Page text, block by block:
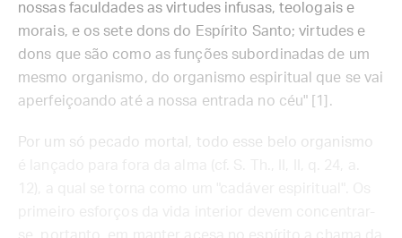
nossas faculdades as virtudes infusas, teologais e
morais, e os sete dons do Espírito Santo; virtudes e
dons que são como as funções subordinadas de um
mesmo organismo, do organismo espiritual que se vai
aperfeiçoando até a nossa entrada no céu" [1].
Por um só pecado mortal, todo esse belo organismo